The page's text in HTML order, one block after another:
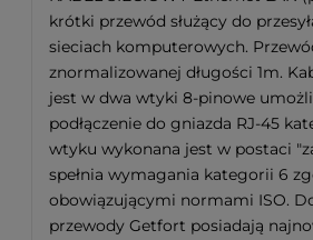
krótki przewód służący do
sieciach komputerowych.
znormalizowanej długości 1m.
jest w dwa wtyki 8-pinowe
podłączenie do gniazda RJ-45
wtyku wykonana jest w postaci
spełnia wymagania kategorii 6
obowiązującymi normami ISO.
przewody Getfort posiadają